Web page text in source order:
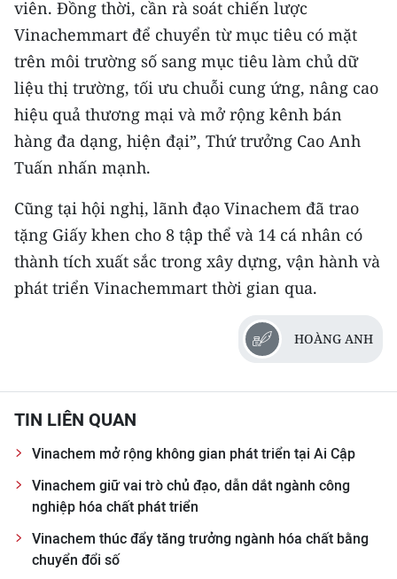
viên. Đồng thời, cần rà soát chiến lược
Vinachemmart để chuyển từ mục tiêu có mặt
trên môi trường số sang mục tiêu làm chủ dữ
liệu thị trường, tối ưu chuỗi cung ứng, nâng cao
hiệu quả thương mại và mở rộng kênh bán
hàng đa dạng, hiện đại”, Thứ trưởng Cao Anh
Tuấn nhấn mạnh.
Cũng tại hội nghị, lãnh đạo Vinachem đã trao
tặng Giấy khen cho 8 tập thể và 14 cá nhân có
thành tích xuất sắc trong xây dựng, vận hành và
phát triển Vinachemmart thời gian qua.
HOÀNG ANH
TIN LIÊN QUAN
Vinachem mở rộng không gian phát triển tại Ai Cập
Vinachem giữ vai trò chủ đạo, dẫn dắt ngành công
nghiệp hóa chất phát triển
Vinachem thúc đẩy tăng trưởng ngành hóa chất bằng
chuyển đổi số